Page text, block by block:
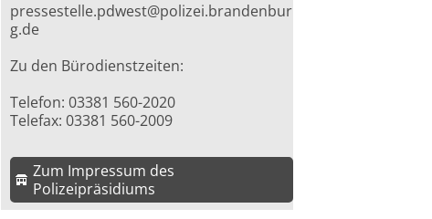
pressestelle.pdwest@polizei.brandenbur
g.de
Zu den Bürodienstzeiten:
Telefon: 03381 560-2020
Telefax: 03381 560-2009
Zum Impressum des
Polizeipräsidiums